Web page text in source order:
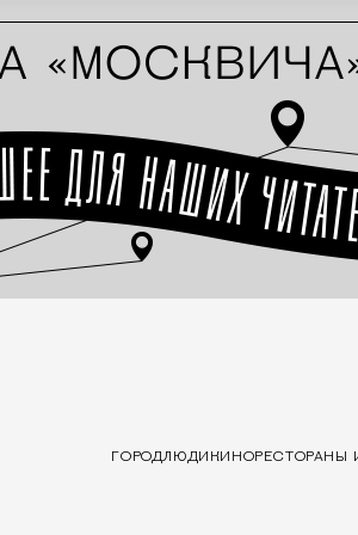
ГОРОДЛЮДИ КИНОРЕСТОРАНЫ